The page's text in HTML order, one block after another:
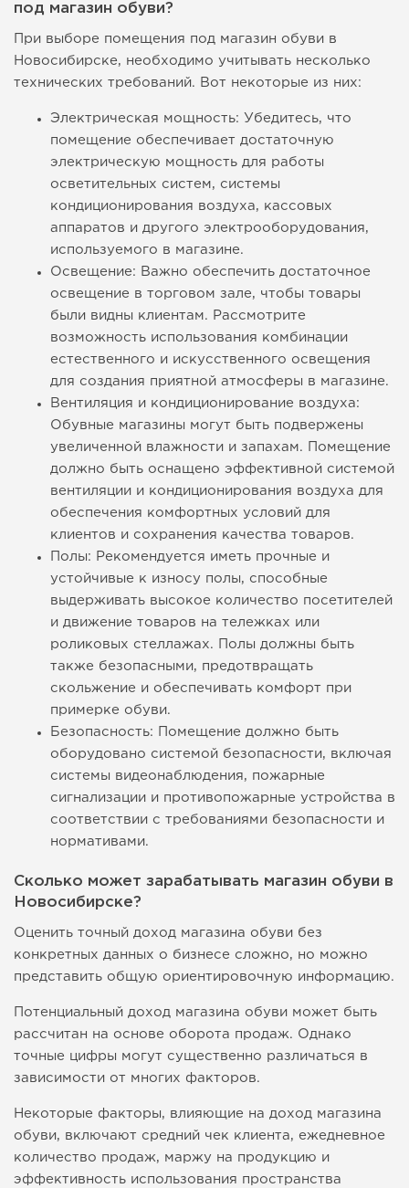
под магазин обуви?
При выборе помещения под магазин обуви в
Новосибирске, необходимо учитывать несколько
технических требований. Вот некоторые из них:
Электрическая мощность: Убедитесь, что
помещение обеспечивает достаточную
электрическую мощность для работы
осветительных систем, системы
кондиционирования воздуха, кассовых
аппаратов и другого электрооборудования,
используемого в магазине.
Освещение: Важно обеспечить достаточное
освещение в торговом зале, чтобы товары
были видны клиентам. Рассмотрите
возможность использования комбинации
естественного и искусственного освещения
для создания приятной атмосферы в магазине.
Вентиляция и кондиционирование воздуха:
Обувные магазины могут быть подвержены
увеличенной влажности и запахам. Помещение
должно быть оснащено эффективной системой
вентиляции и кондиционирования воздуха для
обеспечения комфортных условий для
клиентов и сохранения качества товаров.
Полы: Рекомендуется иметь прочные и
устойчивые к износу полы, способные
выдерживать высокое количество посетителей
и движение товаров на тележках или
роликовых стеллажах. Полы должны быть
также безопасными, предотвращать
скольжение и обеспечивать комфорт при
примерке обуви.
Безопасность: Помещение должно быть
оборудовано системой безопасности, включая
системы видеонаблюдения, пожарные
сигнализации и противопожарные устройства в
соответствии с требованиями безопасности и
нормативами.
Сколько может зарабатывать магазин обуви в
Новосибирске?
Оценить точный доход магазина обуви без
конкретных данных о бизнесе сложно, но можно
представить общую ориентировочную информацию.
Потенциальный доход магазина обуви может быть
рассчитан на основе оборота продаж. Однако
точные цифры могут существенно различаться в
зависимости от многих факторов.
Некоторые факторы, влияющие на доход магазина
обуви, включают средний чек клиента, ежедневное
количество продаж, маржу на продукцию и
эффективность использования пространства